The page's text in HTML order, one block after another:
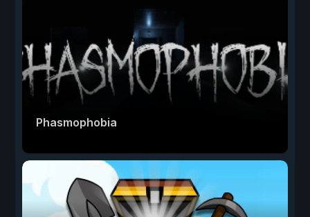
Phasmophobia